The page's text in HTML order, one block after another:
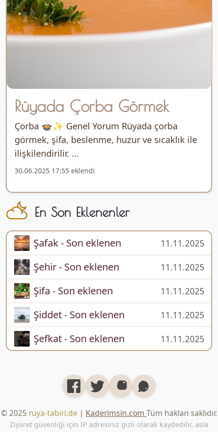
Rüyada Çorba Görmek
Çorba 🍲✨ Genel Yorum Rüyada çorba
görmek, şifa, beslenme, huzur ve sıcaklık ile
ilişkilendirilir. ...
30.06.2025 17:55 eklendi
En Son Eklenenler
Şafak - Son eklenen 11.11.2025
Şehir - Son eklenen 11.11.2025
Şifa - Son eklenen 11.11.2025
Şiddet - Son eklenen 11.11.2025
Şefkat - Son eklenen 11.11.2025
© 2025 ruya-tabiri.de | Kaderimsin.com Tüm hakları saklıdır.
Ziyaret güvenliği için IP adresiniz gizli olarak kaydedilir, asla